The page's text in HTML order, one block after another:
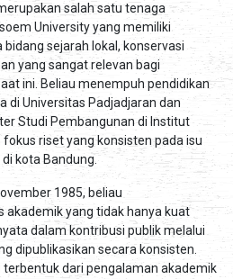
salah satu tenaga
University yang memiliki
sejarah lokal, konservasi
yang sangat relevan bagi
ini. Beliau menempuh pendidikan
di Universitas Padjadjaran dan
Studi Pembangunan di Institut
riset yang konsisten pada isu
kota Bandung.
1985, beliau
akademik yang tidak hanya kuat
dalam kontribusi publik melalui
dipublikasikan secara konsisten.
terbentuk dari pengalaman akademik